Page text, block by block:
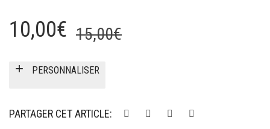
15,00€Le
15,00€.
10,00€
Le
10,00€.
PERSONNALISER
PARTAGER CET ARTICLE: